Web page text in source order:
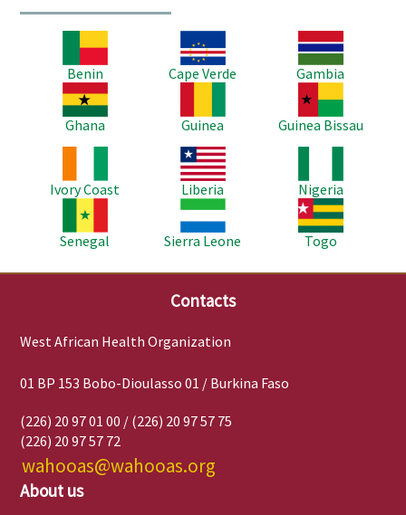
Benin
Image
Cape Verde
Image
Gambia
Image
Ghana
Guinea
Image
Guinea Bissau
Ivory Coast
Image
Liberia
Nigeria
Senegal
Image
Sierra Leone
Image
Togo
Contacts
West African Health Organization
01 BP 153 Bobo-Dioulasso 01 / Burkina Faso
(226) 20 97 01 00 / (226) 20 97 57 75
(226) 20 97 57 72
wahooas@wahooas.org
About us